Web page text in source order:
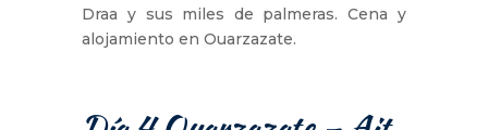
Draa y sus miles de palmeras. Cena y
alojamiento en Ouarzazate.